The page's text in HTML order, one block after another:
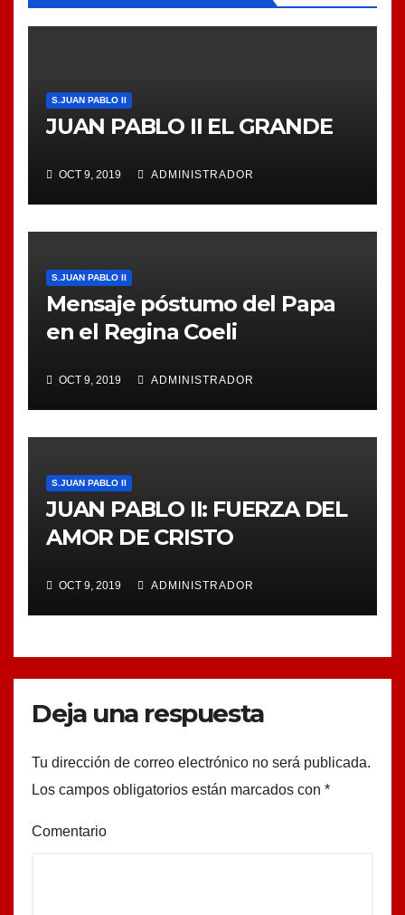
S.JUAN PABLO II
JUAN PABLO II EL GRANDE
OCT 9, 2019 ADMINISTRADOR
S.JUAN PABLO II
Mensaje póstumo del Papa
en el Regina Coeli
OCT 9, 2019 ADMINISTRADOR
S.JUAN PABLO II
JUAN PABLO II: FUERZA DEL
AMOR DE CRISTO
OCT 9, 2019 ADMINISTRADOR
Deja una respuesta
Tu dirección de correo electrónico no será publicada.
Los campos obligatorios están marcados con *
Comentario